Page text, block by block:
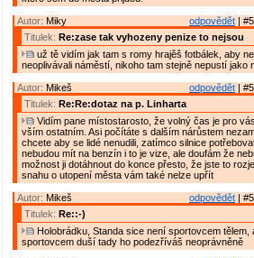
odpovědět |
Autor: Miky
Titulek: Re:zase tak vyhozeny penize to nejsou
už tě vidím jak tam s romy hrajěš fotbálek, aby
neoplivávali náměstí, nikoho tam stejně nepustí jako
odpovědět |
Autor: Mikeš
Titulek: Re:Re:dotaz na p. Linharta
Vidím pane místostarosto, že volný čas je pro
vším ostatním. Asi počítáte s dalším nárůstem
chcete aby se lidé nenudili, zatímco silnice
nebudou mít na benzín i to je vize, ale doufám že
možnost ji dotáhnout do konce přesto, že jste to
snahu o utopení města vám také nelze upřít
odpovědět |
Autor: Mikeš
Titulek: Re::-)
Holobrádku, Standa sice není sportovcem tělem,
sportovcem duší tady ho podezříváš neoprávněně